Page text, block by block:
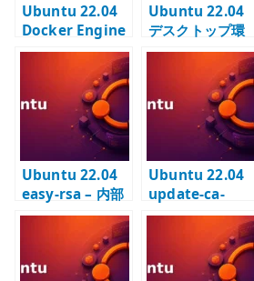
Ubuntu 22.04
Docker Engine
の導入 –
Ubuntu 標準パ
ッケージでコン
テナ実行環境を
構築する
Ubuntu 22.04
デスクトップ環
境 – Server に
desktop を追加
する
Ubuntu 22.04
easy-rsa – 内部
CA と SAN 付き
証明書を作成す
Ubuntu 22.04
update-ca-
certificates –
内部 CA を信頼
ストアへ登録す
る